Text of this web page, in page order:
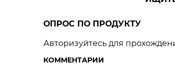
ОПРОС ПО ПРОДУКТУ
Авторизуйтесь для
КОММЕНТАРИИ